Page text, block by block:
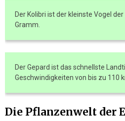
Der Kolibri ist der kleinste Vogel
Gramm.
Der Gepard ist das schnellste
Geschwindigkeiten von bis zu 110
Die Pflanzenwelt der